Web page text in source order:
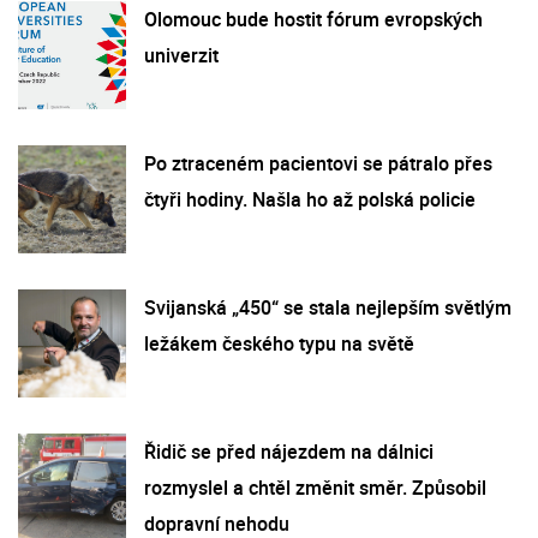
Olomouc bude hostit fórum evropských
univerzit
Po ztraceném pacientovi se pátralo přes
čtyři hodiny. Našla ho až polská policie
Svijanská „450“ se stala nejlepším světlým
ležákem českého typu na světě
Řidič se před nájezdem na dálnici
rozmyslel a chtěl změnit směr. Způsobil
dopravní nehodu